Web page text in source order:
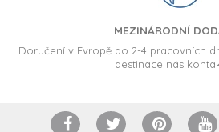
MEZINÁRODNÍ
Doručení v Evropě do 2-4 pracovních
destinace nás